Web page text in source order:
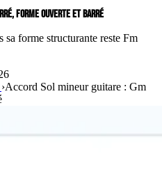
FORME OUVERTE ET BARRÉ
forme structurante reste Fm
›Accord Sol mineur guitare : Gm